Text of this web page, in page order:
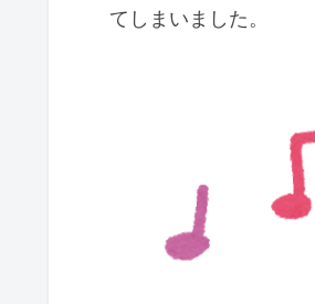
てしまいました。